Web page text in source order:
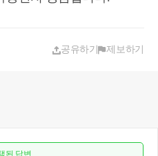
공유하기 제보하기
된 답변